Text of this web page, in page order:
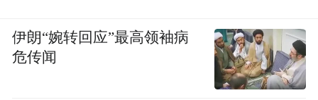
伊朗“婉转回应”最高领袖病
危传闻